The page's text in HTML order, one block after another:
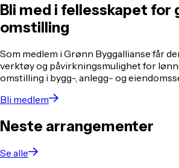
Bli med i fellesskapet for
omstilling
Som medlem i Grønn Byggallianse får
verktøy og påvirkningsmulighet for
omstilling i bygg-, anlegg- og
Bli medlem
Neste arrangementer
Se alle